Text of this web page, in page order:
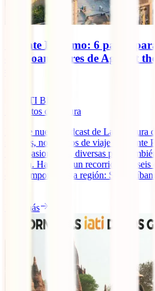
Oriente Próximo: 6 países
con Joan Torres de Against
IATI Blog
minutos de lectura
En este nuevo podcast de La aventura
seguros, nos vamos de viaje a Oriente
más apasionantes, diversas pero
planeta. Haremos un recorrido por seis
que componen esta región: Siria,
Leer más